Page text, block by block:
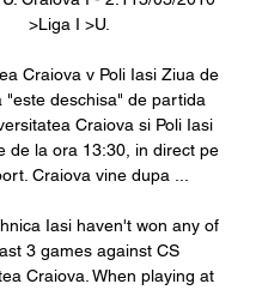
>Liga I >U.
Craiova v Poli Iasi Ziua de
"este deschisa" de partida
Craiova si Poli Iasi
de la ora 13:30, in direct pe
Craiova vine dupa ...
Iasi haven't won any of
3 games against CS
Craiova. When playing at